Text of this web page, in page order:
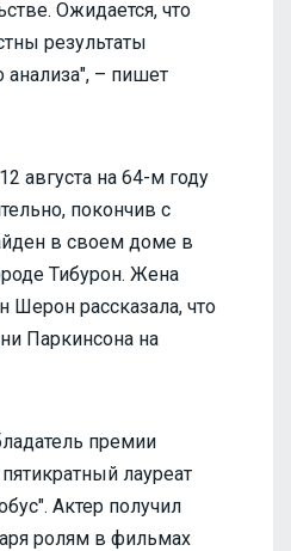
Ожидается, что
результаты
анализа", – пишет
августа на 64-м году
покончив с
в своем доме в
Тибурон. Жена
рассказала, что
Паркинсона на
премии
лауреат
Актер получил
ролям в фильмах